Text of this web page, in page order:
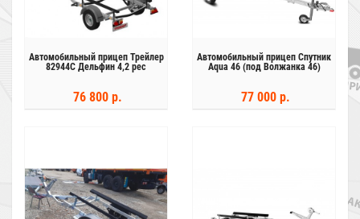
Автомобильный прицеп Трейлер
82944С Дельфин 4,2 рес
76 800 р.
Автомобильный прицеп Спутник
Aqua 46 (под Волжанка 46)
77 000 р.